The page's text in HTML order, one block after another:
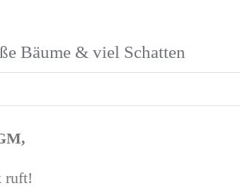
Bäume & viel Schatten
ruft!